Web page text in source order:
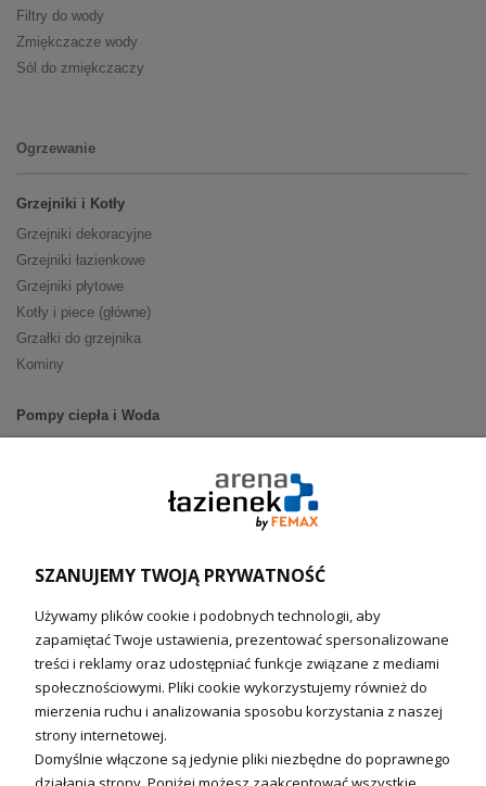
Filtry do wody
Zmiękczacze wody
Sól do zmiękczaczy
Ogrzewanie
Grzejniki i Kotły
Grzejniki dekoracyjne
Grzejniki łazienkowe
Grzejniki płytowe
Kotły i piece (główne)
Grzałki do grzejnika
Kominy
Pompy ciepła i Woda
Ogrzewanie podłogowe (główne)
Technika solarna
Fotowoltanika
Sterowniki i regulatory
Nagrzewnice i kurtyny
Kuchnia i Wentylacja
SZANUJEMY TWOJĄ PRYWATNOŚĆ
Używamy plików cookie i podobnych technologii, aby
zapamiętać Twoje ustawienia, prezentować spersonalizowane
treści i reklamy oraz udostępniać funkcje związane z mediami
społecznościowymi. Pliki cookie wykorzystujemy również do
mierzenia ruchu i analizowania sposobu korzystania z naszej
strony internetowej.
Domyślnie włączone są jedynie pliki niezbędne do poprawnego